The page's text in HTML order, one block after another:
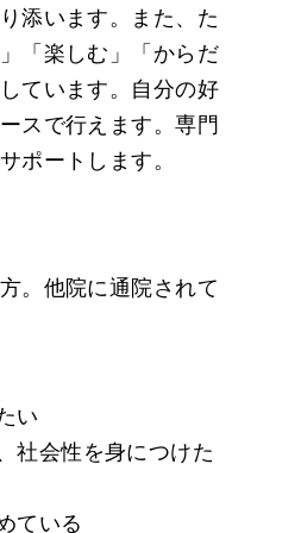
添います。また、た
「楽しむ」「からだ
ています。自分の好
スで行えます。専門
ポートします。
。他院に通院されて
い
社会性を身につけた
ている